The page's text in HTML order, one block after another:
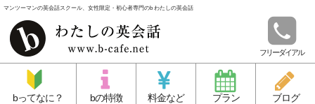
マンツーマンの英会話スクール、女性限定・初心者専門のb わたしの英会話
フリーダイアル
bってなに？ bの特徴 料金など プラン ブログ